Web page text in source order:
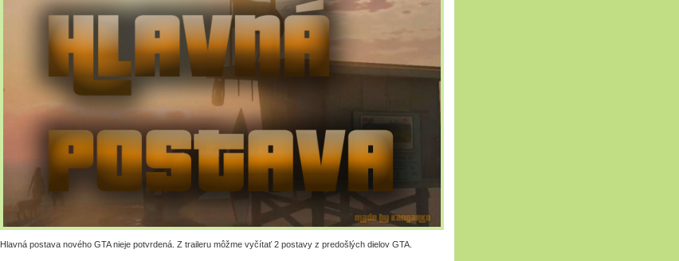
Hlavná postava nového GTA nieje potvrdená. Z traileru môžme vyčítať 2 postavy z predošlých dielov GTA.